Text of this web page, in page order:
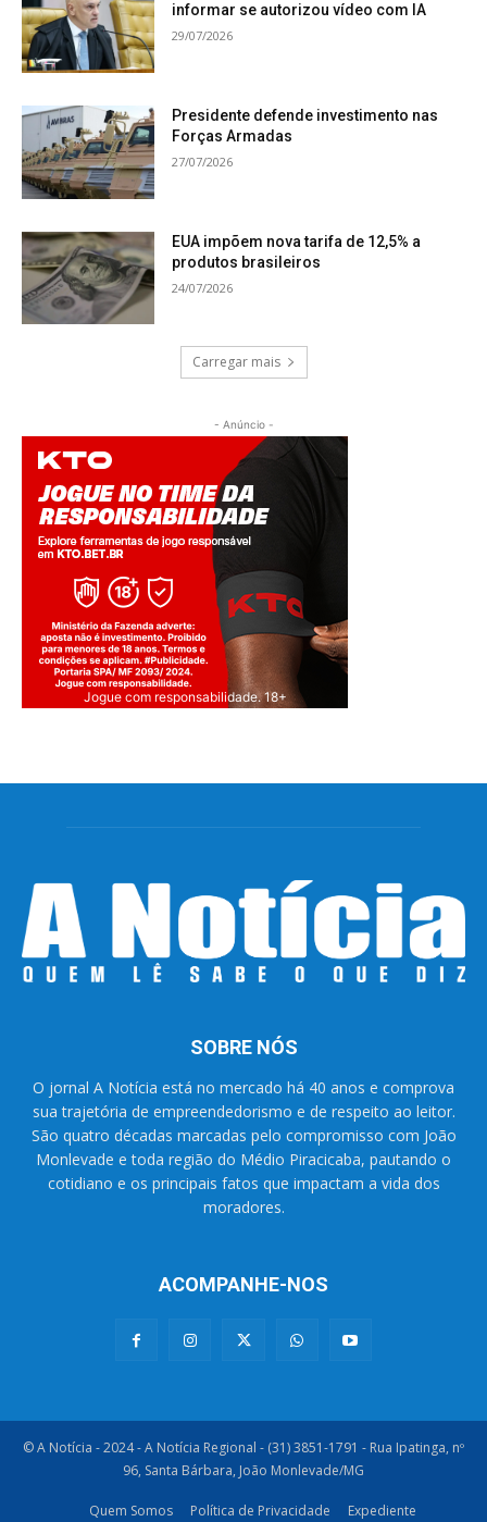
informar se autorizou vídeo com IA
29/07/2026
Presidente defende investimento nas
Forças Armadas
27/07/2026
EUA impõem nova tarifa de 12,5% a
produtos brasileiros
24/07/2026
Carregar mais
- Anúncio -
Jogue com responsabilidade. 18+
SOBRE NÓS
O jornal A Notícia está no mercado há 40 anos e comprova
sua trajetória de empreendedorismo e de respeito ao leitor.
São quatro décadas marcadas pelo compromisso com João
Monlevade e toda região do Médio Piracicaba, pautando o
cotidiano e os principais fatos que impactam a vida dos
moradores.
ACOMPANHE-NOS
© A Notícia - 2024 - A Notícia Regional - (31) 3851-1791 - Rua Ipatinga, nº
96, Santa Bárbara, João Monlevade/MG
Quem Somos Política de Privacidade Expediente